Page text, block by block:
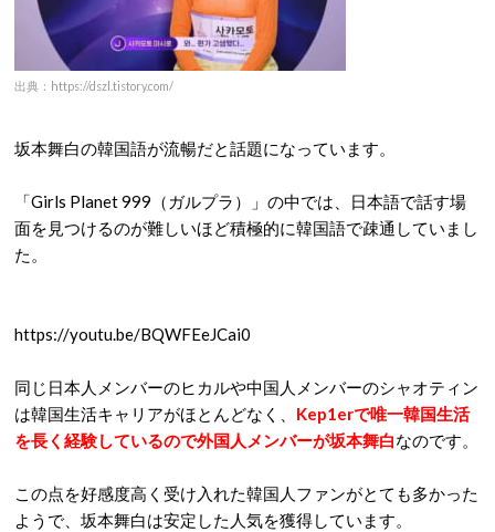
出典：https://dszl.tistory.com/
坂本舞白の韓国語が流暢だと話題になっています。
「Girls Planet 999（ガルプラ）」の中では、日本語で話す場
面を見つけるのが難しいほど積極的に韓国語で疎通していまし
た。
https://youtu.be/BQWFEeJCai0
同じ日本人メンバーのヒカルや中国人メンバーのシャオティン
は韓国生活キャリアがほとんどなく、 Kep1erで唯一韓国生活
を長く経験しているので外国人メンバーが坂本舞白なのです。
この点を好感度高く受け入れた韓国人ファンがとても多かった
ようで、坂本舞白は安定した人気を獲得しています。